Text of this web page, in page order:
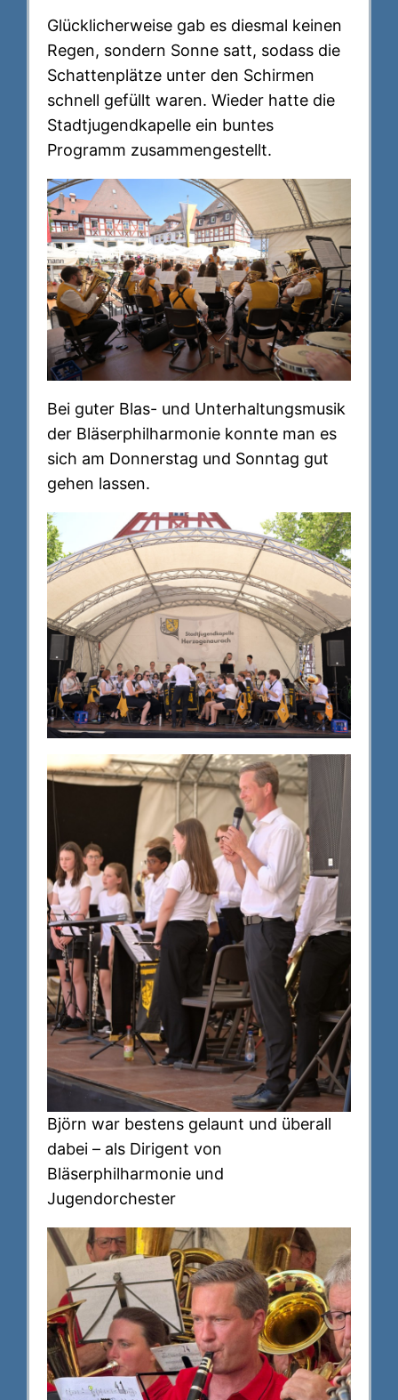
Glücklicherweise gab es diesmal keinen
Regen, sondern Sonne satt, sodass die
Schattenplätze unter den Schirmen
schnell gefüllt waren. Wieder hatte die
Stadtjugendkapelle ein buntes
Programm zusammengestellt.
Bei guter Blas- und Unterhaltungsmusik
der Bläserphilharmonie konnte man es
sich am Donnerstag und Sonntag gut
gehen lassen.
Björn war bestens gelaunt und überall
dabei – als Dirigent von
Bläserphilharmonie und
Jugendorchester